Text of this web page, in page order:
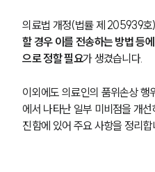
의료법 개정(법률 제 205939
할 경우 이를 전송하는 방법 등
으로 정할 필요가 생겼습니다.
이외에도 의료인의 품위손상 행
에서 나타난 일부 미비점을 개
진함에 있어 주요 사항을 정리합